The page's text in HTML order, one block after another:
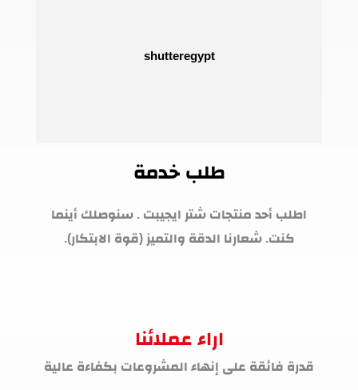
طلب خدمة
اطلب أحد منتجات شتر ايجيبت . سنوصلك أينما
كنت. شعارنا الدقة والتميز (قوة الابتكار).
اراء عملائنا
قدرة فائقة على إنهاء المشروعات بكفاءة عالية